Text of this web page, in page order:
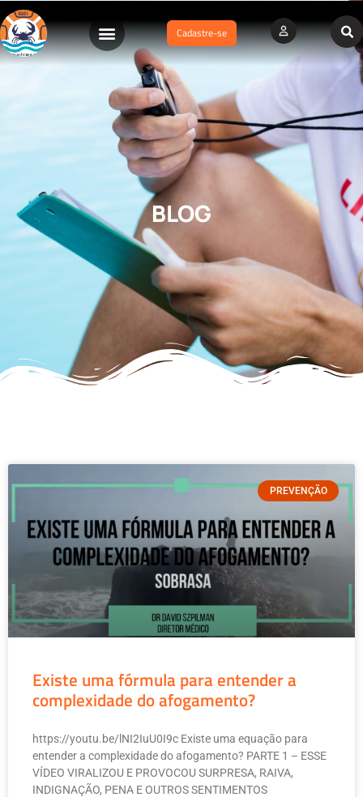
Cadastre-se
BLOG
PREVENÇÃO
Existe uma fórmula para entender a
complexidade do afogamento?
https://youtu.be/lNI2IuU0I9c Existe uma equação para
entender a complexidade do afogamento? PARTE 1 – ESSE
VÍDEO VIRALIZOU E PROVOCOU SURPRESA, RAIVA,
INDIGNAÇÃO, PENA E OUTROS SENTIMENTOS